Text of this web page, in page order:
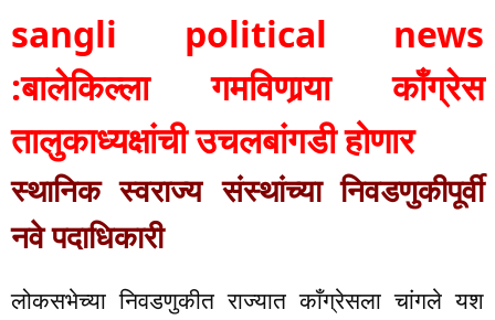
sangli political news
:बालेकिल्ला गमविणार्‍या काँग्रेस
तालुकाध्यक्षांची उचलबांगडी होणार
स्थानिक स्वराज्य संस्थांच्या निवडणुकीपूर्वी
नवे पदाधिकारी
लोकसभेच्या निवडणुकीत राज्यात काँग्रेसला चांगले यश